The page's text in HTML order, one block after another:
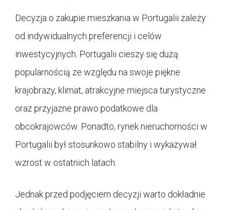
Decyzja o zakupie mieszkania w Portugalii zależy
od indywidualnych preferencji i celów
inwestycyjnych. Portugalii cieszy się dużą
popularnością ze względu na swoje piękne
krajobrazy, klimat, atrakcyjne miejsca turystyczne
oraz przyjazne prawo podatkowe dla
obcokrajowców. Ponadto, rynek nieruchomości w
Portugalii był stosunkowo stabilny i wykazywał
wzrost w ostatnich latach.
Jednak przed podjęciem decyzji warto dokładnie